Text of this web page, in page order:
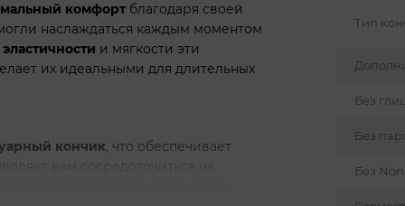
комфортблагодаря своей
наслаждаться каждым моментом
эластичности и мягкости эти
их идеальными для длительных
кончик, что обеспечивает
Тип
Без
Без
Без